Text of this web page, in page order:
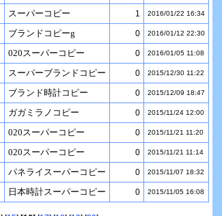
スーパーコピー 1 2016/01/22 16:34
ブランドコピーg 0 2016/01/12 22:30
020スーパーコピー 0 2016/01/05 11:08
スーパーブランドコピー 0 2015/12/30 11:22
ブランド時計コピー 0 2015/12/09 18:47
ガガミラノコピー 0 2015/11/24 12:00
020スーパーコピー 0 2015/11/21 11:20
020スーパーコピー 0 2015/11/21 11:14
パネライスーパーコピー 0 2015/11/07 18:32
日本時計スーパーコピー 0 2015/11/05 16:08